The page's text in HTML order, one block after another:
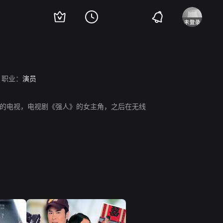
职业： 演员
电视，电视剧《强人》的女主角，之后在无线